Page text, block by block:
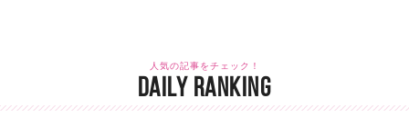
人気の記事をチェック！
DAILY RANKING